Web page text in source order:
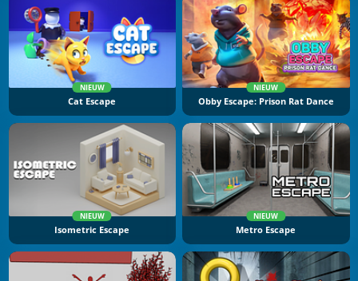
NIEUW
Cat Escape
NIEUW
Obby Escape: Prison Rat Dance
NIEUW
Isometric Escape
NIEUW
Metro Escape